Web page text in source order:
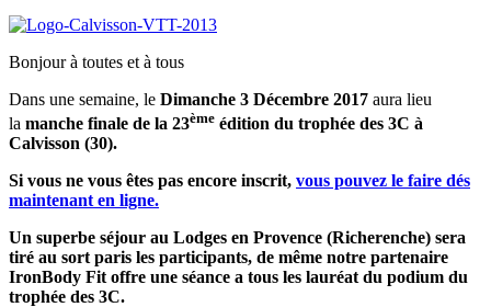
Bonjour à toutes et à tous
Dans une semaine, le Dimanche 3 Décembre 2017 aura lieu
la manche finale de la 23ème édition du trophée des 3C à
Calvisson (30).
Si vous ne vous êtes pas encore inscrit, vous pouvez le faire dés
maintenant en ligne.
Un superbe séjour au Lodges en Provence (Richerenche) sera
tiré au sort paris les participants, de même notre partenaire
IronBody Fit offre une séance a tous les lauréat du podium du
trophée des 3C.